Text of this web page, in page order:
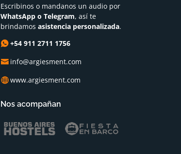
Escribinos o mandanos un audio por
WhatsApp o Telegram, así te
brindamos asistencia personalizada.
+54 911 2711 1756
info@argiesment.com
www.argiesment.com
Nos acompañan